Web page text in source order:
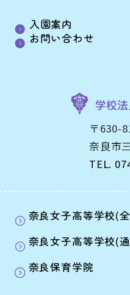
〒630-
奈良市
TEL.
入園案内
お問い合わせ
奈良女子高等学校(
奈良女子高等学校(
奈良保育学院